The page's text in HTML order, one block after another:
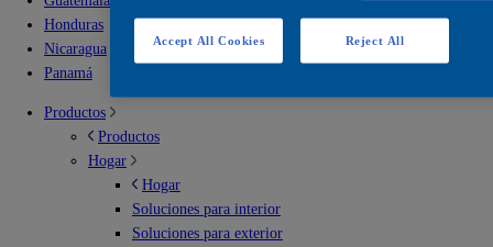
Honduras
Nicaragua
Panamá
Productos
Productos
Hogar
Hogar
Soluciones para interior
Soluciones para exterior
Reject All
Accept All Cookies